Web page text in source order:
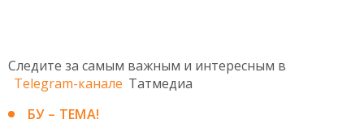
Следите за самым важным и интересным в
Telegram-канале Татмедиа
БУ – ТЕМА!